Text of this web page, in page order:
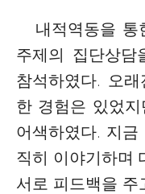
내적역동을 통
주제의 집단상
참석하였다. 오
한 경험은 있었
어색하였다. 지
직히 이야기하며
서로 피드백을 주